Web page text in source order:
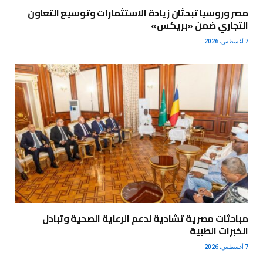
مصر وروسيا تبحثان زيادة الاستثمارات وتوسيع التعاون
التجاري ضمن «بريكس»
7 أغسطس، 2026
مباحثات مصرية تشادية لدعم الرعاية الصحية وتبادل
الخبرات الطبية
7 أغسطس، 2026